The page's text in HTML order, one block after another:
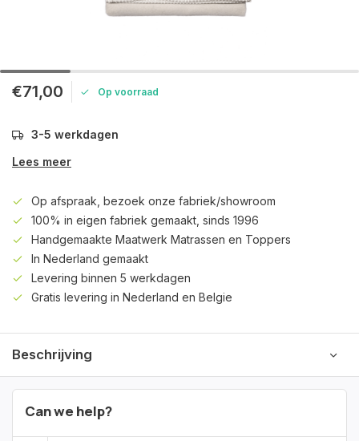
€71,00 Op voorraad
3-5 werkdagen
Lees meer
Op afspraak, bezoek onze fabriek/showroom
100% in eigen fabriek gemaakt, sinds 1996
Handgemaakte Maatwerk Matrassen en Toppers
In Nederland gemaakt
Levering binnen 5 werkdagen
Gratis levering in Nederland en Belgie
Beschrijving
Can we help?